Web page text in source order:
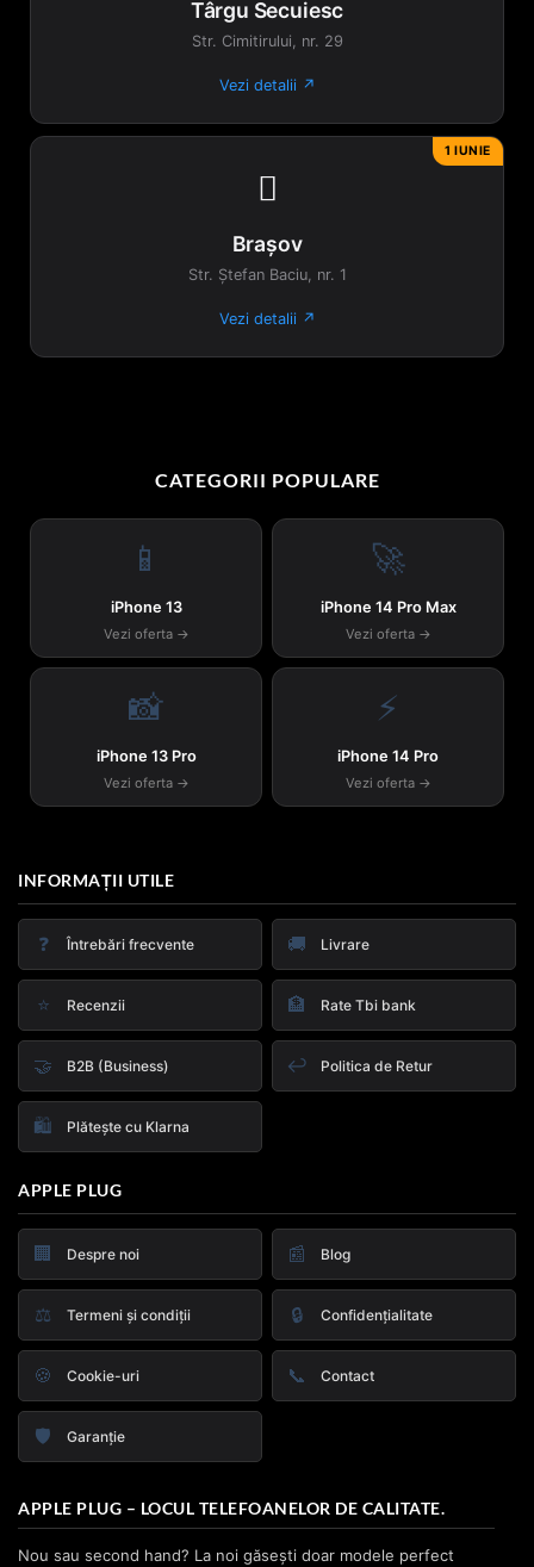
Târgu Secuiesc
Str. Cimitirului, nr. 29
Vezi detalii ↗
1 IUNIE

Brașov
Str. Ștefan Baciu, nr. 1
Vezi detalii ↗
CATEGORII POPULARE
📱
iPhone 13
Vezi oferta →
🚀
iPhone 14 Pro Max
Vezi oferta →
📸
iPhone 13 Pro
Vezi oferta →
⚡
iPhone 14 Pro
Vezi oferta →
INFORMAȚII UTILE
❓ Întrebări frecvente 🚚 Livrare
⭐ Recenzii 🏦 Rate Tbi bank
🤝 B2B (Business) ↩️ Politica de Retur
🛍️ Plătește cu Klarna
APPLE PLUG
🏢 Despre noi 📰 Blog
⚖️ Termeni și condiții 🔒 Confidențialitate
🍪 Cookie-uri 📞 Contact
🛡️ Garanție
APPLE PLUG – LOCUL TELEFOANELOR DE CALITATE.
Nou sau second hand? La noi găsești doar modele perfect